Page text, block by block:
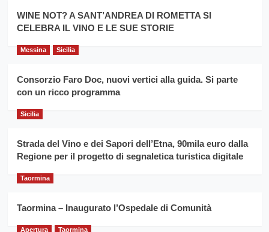
la
filiera
grano
per
il
anno
Franco
Caruso
WINE NOT? A SANT’ANDREA DI ROMETTA SI
CELEBRA IL VINO E LE SUE STORIE
Messina Sicilia
Consorzio Faro Doc, nuovi vertici alla guida. Si parte
con un ricco programma
Sicilia
Strada del Vino e dei Sapori dell’Etna, 90mila euro dalla
Regione per il progetto di segnaletica turistica digitale
Taormina
Taormina – Inaugurato l’Ospedale di Comunità
Apertura Taormina